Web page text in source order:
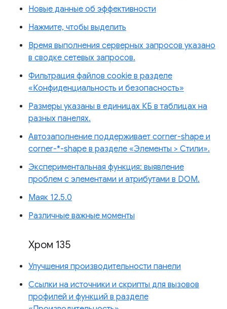
Новые данные об эффективности
Нажмите, чтобы выделить
Время выполнения серверных запросов указано
в сводке сетевых запросов.
Фильтрация файлов cookie в разделе
«Конфиденциальность и безопасность»
Размеры указаны в единицах КБ в таблицах на
разных панелях.
Автозаполнение поддерживает corner-shape и
corner-*-shape в разделе «Элементы > Стили».
Экспериментальная функция: выявление
проблем с элементами и атрибутами в DOM.
Маяк 12.5.0
Различные важные моменты
Хром 135
Улучшения производительности панели
Ссылки на источники и скрипты для вызовов
профилей и функций в разделе